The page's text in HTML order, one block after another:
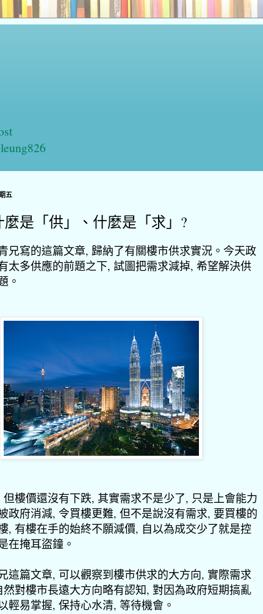
五
是「供」、什麼是「求」?
兄寫的這篇文章, 歸納了有關樓市供求實況。今天政
太多供應的前題之下, 試圖把需求減掉, 希望解決供
。
但樓價還沒有下跌, 其實需求不是少了, 只是上會能力
政府消減, 令買樓更難, 但不是說沒有需求, 要買樓的
, 有樓在手的始終不願減價, 自以為成交少了就是控
在掩耳盜鐘。
這篇文章, 可以觀察到樓市供求的大方向, 實際需求
對樓市長遠大方向略有認知, 對因為政府短期搞亂
輕易掌握, 保持心水清, 等待機會。